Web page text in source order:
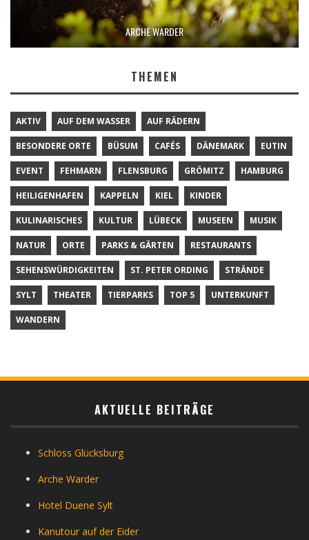
ARCHE WARDER
THEMEN
AKTIV AUF DEM WASSER AUF RÄDERN
BESONDERE ORTE BÜSUM CAFÉS DÄNEMARK EUTIN
EVENT FEHMARN FLENSBURG GRÖMITZ HAMBURG
HEILIGENHAFEN KAPPELN KIEL KINDER
KULINARISCHES KULTUR LÜBECK MUSEEN MUSIK
NATUR ORTE PARKS & GÄRTEN RESTAURANTS
SEHENSWÜRDIGKEITEN ST. PETER ORDING STRÄNDE
SYLT THEATER TIERPARKS TOP 5 UNTERKUNFT
WANDERN
AKTUELLE BEITRÄGE
Schloss Glücksburg
Arche Warder
Hotel Duene Sylt
Kanutour auf der Eider